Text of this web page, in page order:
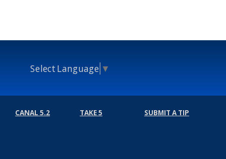
Select Language ▼
CANAL 5.2 TAKE 5 SUBMIT A TIP